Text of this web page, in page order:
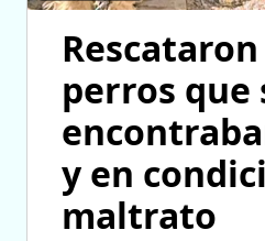
perros que
y en
maltrato